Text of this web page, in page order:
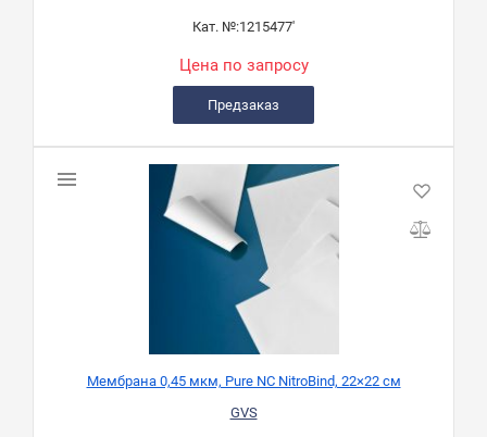
Кат. №:1215477'
Цена по запросу
Предзаказ
Мембрана 0,45 мкм, Pure NC NitroBind, 22×22 см
GVS